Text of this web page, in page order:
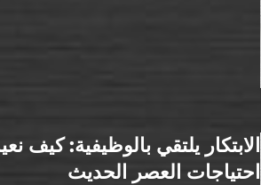
الابتكار يلتقي بالوظيفية: كيف
احتياجات العصر الحديث